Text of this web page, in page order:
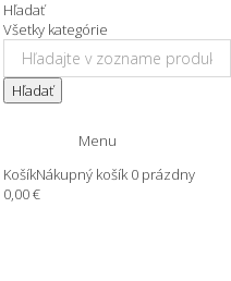
Hľadať
Všetky kategórie
Hľadať
Menu
KošíkNákupný košík 0 prázdny
0,00 €